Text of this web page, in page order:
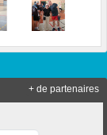
+ de partenaires